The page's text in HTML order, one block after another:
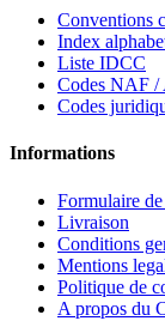
Conventions
Index
Liste IDCC
Codes NAF /
Codes
Informations
Formulaire
Livraison
Conditions
Mentions
Politique de
A propos du